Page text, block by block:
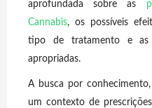
aprofundada sobre as
Cannabis, os possíveis
tipo de tratamento e as
apropriadas.
A busca por
um contexto de